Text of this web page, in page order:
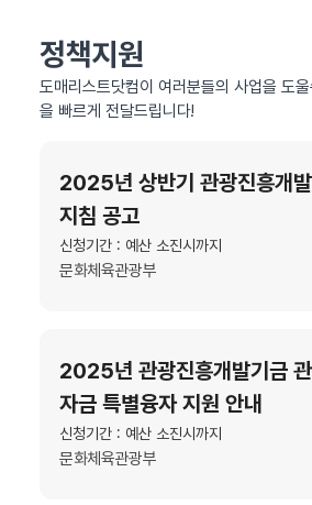
정책지원
도매리스트닷컴이 여러분들의 사업을 도
을 빠르게 전달드립니다!
2025년 상반기 관광진흥개
지침 공고
신청기간 : 예산 소진시까지
문화체육관광부
2025년 관광진흥개발기금
자금 특별융자 지원 안내
신청기간 : 예산 소진시까지
문화체육관광부